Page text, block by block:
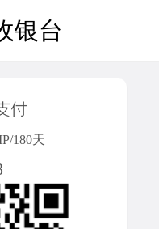
银台
180天